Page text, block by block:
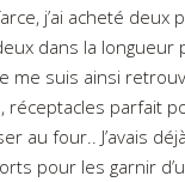
j’ai acheté deux
dans la longueur
me suis ainsi
réceptacles parfait
au four.. J’avais
pour les garnir